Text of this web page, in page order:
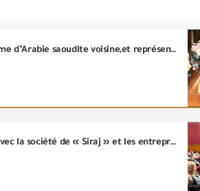
M. L’ingénieur Essam Al-Naggar reçoit Aujourd’hui, les Messieurs, membres de la délégation du Royaume d’Arabie saoudite voisine,et représentants de « l’Autorité de développement des exportations saoudienne » au siège de « GOEIC ».
Le GOEIC organise un séminaire intitulé « Le rôle du GOEIC dans l’examen des produits électriques » avec la société de « Siraj » et les entreprises importatrices de produits électriques